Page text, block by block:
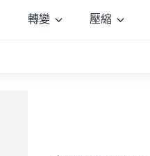
轉變 壓縮